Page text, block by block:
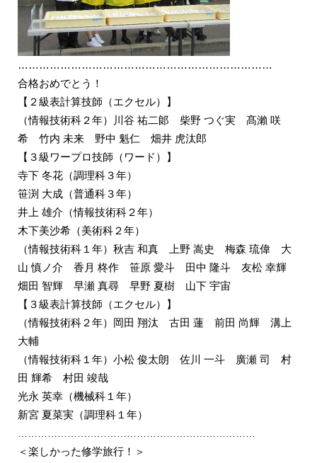
………………………………………………………………
合格おめでとう！
【２級表計算技師（エクセル）】
（情報技術科２年）川谷 祐二郞 柴野 つぐ実 髙瀨 咲
希 竹内 未来 野中 魁仁 畑井 虎汰郎
【３級ワープロ技師（ワード）】
寺下 冬花（調理科３年）
笹渕 大成（普通科３年）
井上 雄介（情報技術科２年）
木下美沙希（美術科２年）
（情報技術科１年）秋吉 和真 上野 嵩史 梅森 琉偉 大
山 慎ノ介 香月 柊作 笹原 愛斗 田中 隆斗 友松 幸輝
畑田 智輝 早瀬 真尋 早野 夏樹 山下 宇宙
【３級表計算技師（エクセル）】
（情報技術科２年）岡田 翔汰 古田 蓮 前田 尚輝 溝上
大輔
（情報技術科１年）小松 俊太朗 佐川 一斗 廣瀬 司 村
田 輝希 村田 竣哉
光永 英幸（機械科１年）
新宮 夏菜実（調理科１年）
＜楽しかった修学旅行！＞